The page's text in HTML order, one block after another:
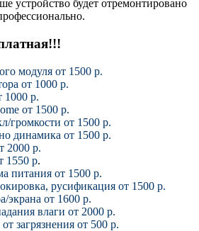
устройство будет отремонтировано
модуля от 1500 р.
от 1000 р.
1000 р.
от 1500 р.
громкости от 1500 р.
динамика от 1500 р.
2000 р.
1550 р.
питания от 1500 р.
русификация от 1500 р.
экрана от 1600 р.
влаги от 2000 р.
загрязнения от 500 р.